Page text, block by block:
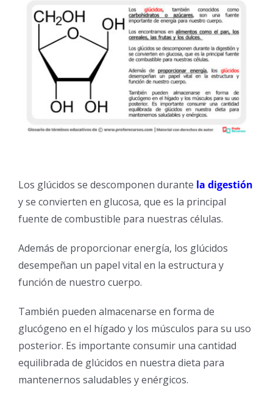
Los glúcidos se descomponen durante la digestión
y se convierten en glucosa, que es la principal
fuente de combustible para nuestras células.
Además de proporcionar energía, los glúcidos
desempeñan un papel vital en la estructura y
función de nuestro cuerpo.
También pueden almacenarse en forma de
glucógeno en el hígado y los músculos para su uso
posterior. Es importante consumir una cantidad
equilibrada de glúcidos en nuestra dieta para
mantenernos saludables y enérgicos.